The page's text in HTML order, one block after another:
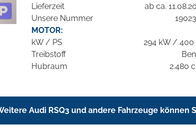
Lieferzeit
ab ca.
Unsere Nummer
MOTOR:
kW / PS
294 kW / 400
Treibstoff
Hubraum
2.480
Audi RSQ3 und andere Fahrzeuge können